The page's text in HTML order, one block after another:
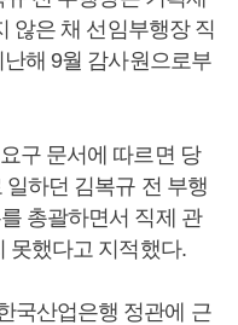
않은 채 선임부행장 직
해 9월 감사원으로부
구 문서에 따르면 당
하던 김복규 전 부행
총괄하면서 직제 관
못했다고 지적했다.
국산업은행 정관에 근